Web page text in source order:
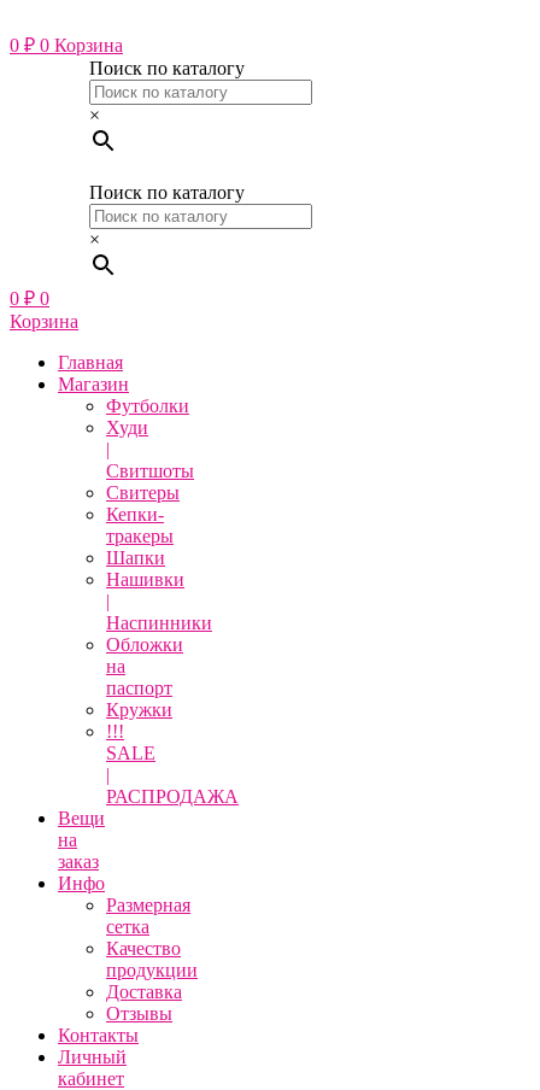
к
содержимому
0 ₽ 0 Корзина
Поиск по каталогу
×
Поиск по каталогу
×
0 ₽ 0
Корзина
Главная
Магазин
Футболки
Худи
|
Свитшоты
Свитеры
Кепки-
тракеры
Шапки
Нашивки
|
Наспинники
Обложки
на
паспорт
Кружки
!!!
SALE
|
РАСПРОДАЖА
Вещи
на
заказ
Инфо
Размерная
сетка
Качество
продукции
Доставка
Отзывы
Контакты
Личный
кабинет